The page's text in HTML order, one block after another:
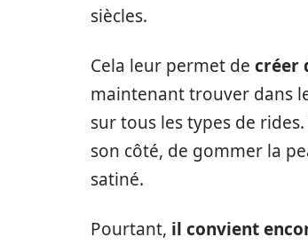
siècles.
Cela leur permet de créer
maintenant trouver dans
sur tous les types de
son côté, de gommer la
satiné.
Pourtant, il convient